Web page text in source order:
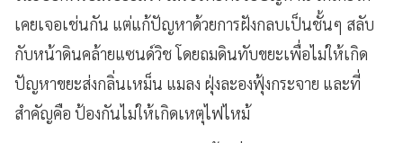
เคยเจอเช่นกัน แต่แก้ปัญหาด้วยการฝังกลบเป็นชั้นๆ สลับ
กับหน้าดินคล้ายแซนด์วิช โดยถมดินทับขยะเพื่อไม่ให้เกิด
ปัญหาขยะส่งกลิ่นเหม็น แมลง ฝุ่งละองฟุ้งกระจาย และที่
สำคัญคือ ป้องกันไม่ให้เกิดเหตุไฟไหม้